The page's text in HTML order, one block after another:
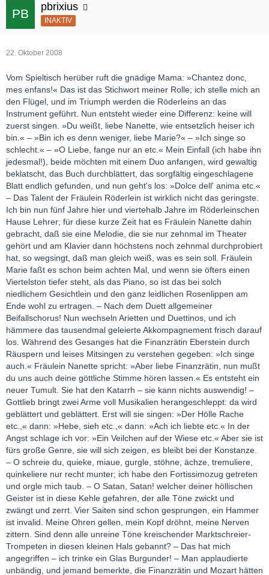
pbrixius
INAKTIV
22. Oktober 2008
Vom Spieltisch herüber ruft die gnädige Mama: »Chantez donc,
mes enfans!« Das ist das Stichwort meiner Rolle; ich stelle mich an
den Flügel, und im Triumph werden die Röderleins an das
Instrument geführt. Nun entsteht wieder eine Differenz: keine will
zuerst singen. »Du weißt, liebe Nanette, wie entsetzlich heiser ich
bin.« – »Bin ich es denn weniger, liebe Marie?« – »Ich singe so
schlecht.« – »O Liebe, fange nur an etc.« Mein Einfall (ich habe ihn
jedesmal!), beide möchten mit einem Duo anfangen, wird gewaltig
beklatscht, das Buch durchblättert, das sorgfältig eingeschlagene
Blatt endlich gefunden, und nun geht's los: »Dolce dell' anima etc.«
– Das Talent der Fräulein Röderlein ist wirklich nicht das geringste.
Ich bin nun fünf Jahre hier und viertehalb Jahre im Röderleinschen
Hause Lehrer; für diese kurze Zeit hat es Fräulein Nanette dahin
gebracht, daß sie eine Melodie, die sie nur zehnmal im Theater
gehört und am Klavier dann höchstens noch zehnmal durchprobiert
hat, so wegsingt, daß man gleich weiß, was es sein soll. Fräulein
Marie faßt es schon beim achten Mal, und wenn sie öfters einen
Viertelston tiefer steht, als das Piano, so ist das bei solch
niedlichem Gesichtlein und den ganz leidlichen Rosenlippen am
Ende wohl zu ertragen. – Nach dem Duett allgemeiner
Beifallschorus! Nun wechseln Arietten und Duettinos, und ich
hämmere das tausendmal geleierte Akkompagnement frisch darauf
los. Während des Gesanges hat die Finanzrätin Eberstein durch
Räuspern und leises Mitsingen zu verstehen gegeben: »Ich singe
auch.« Fräulein Nanette spricht: »Aber liebe Finanzrätin, nun mußt
du uns auch deine göttliche Stimme hören lassen.« Es entsteht ein
neuer Tumult. Sie hat den Katarrh – sie kann nichts auswendig! –
Gottlieb bringt zwei Arme voll Musikalien herangeschleppt: da wird
geblättert und geblättert. Erst will sie singen: »Der Hölle Rache
etc.,« dann: »Hebe, sieh etc.,« dann: »Ach ich liebte etc.« In der
Angst schlage ich vor: »Ein Veilchen auf der Wiese etc.« Aber sie ist
fürs große Genre, sie will sich zeigen, es bleibt bei der Konstanze.
– O schreie du, quieke, miaue, gurgle, stöhne, ächze, tremuliere,
quinkeliere nur recht munter; ich habe den Fortissimozug getreten
und orgle mich taub. – O Satan, Satan! welcher deiner höllischen
Geister ist in diese Kehle gefahren, der alle Töne zwickt und
zwängt und zerrt. Vier Saiten sind schon gesprungen, ein Hammer
ist invalid. Meine Ohren gellen, mein Kopf dröhnt, meine Nerven
zittern. Sind denn alle unreine Töne kreischender Marktschreier-
Trompeten in diesen kleinen Hals gebannt? – Das hat mich
angegriffen – ich trinke ein Glas Burgunder! – Man applaudierte
unbändig, und jemand bemerkte, die Finanzrätin und Mozart hätten